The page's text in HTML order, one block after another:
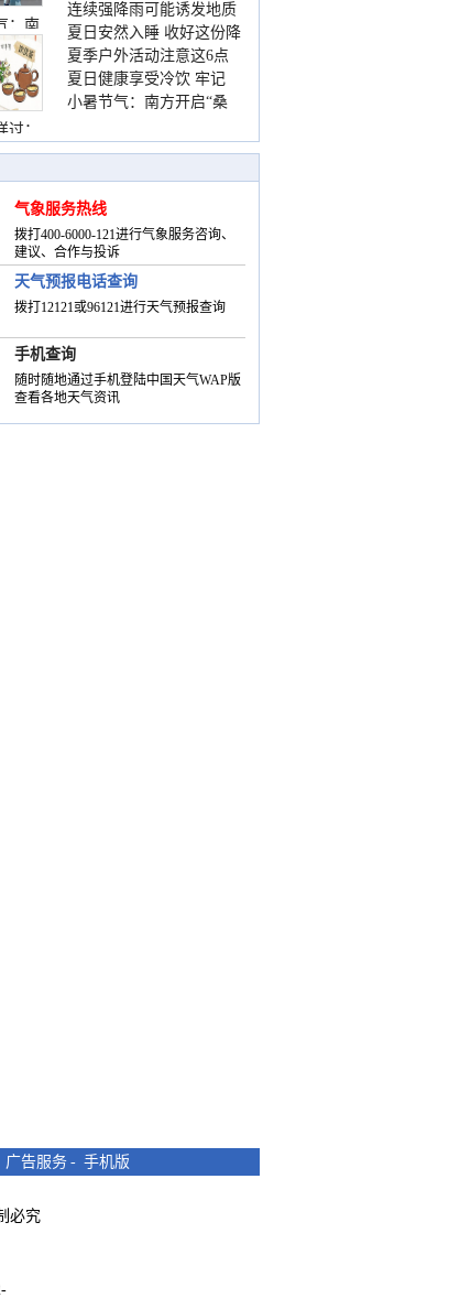
：南
过：
险提示请收好
连续强降雨可能诱发地质
灾害 这些前兆要知道
夏日安然入睡 收好这份降
温小贴士
夏季户外活动注意这6点
防暑健身两不误
夏日健康享受冷饮 牢记
“两注意一控制”
小暑节气：南方开启“桑
季
气象服务热线
拨打400-6000-121进行气象服务咨询、
建议、合作与投诉
天气预报电话查询
拨打12121或96121进行天气预报查询
手机查询
随时随地通过手机登陆中国天气WAP版
查看各地天气资讯
广告服务 - 手机版
必究